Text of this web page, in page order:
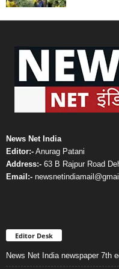
News Net India
Editor:- Anurag Patani
Address:- 63 B Rajpur Road
Email:-
Editor Desk
News Net India newspaper 7th